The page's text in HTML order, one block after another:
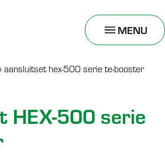
MENU
TOGGLE
MENU
aansluitset hex-500 serie te-booster
HEX-500 serie